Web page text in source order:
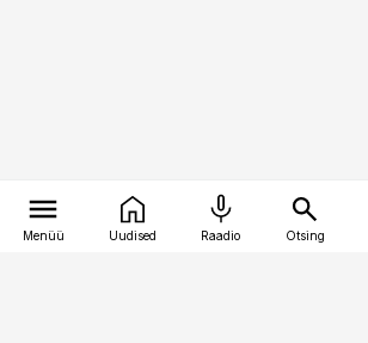
Menüü Uudised Raadio Otsing